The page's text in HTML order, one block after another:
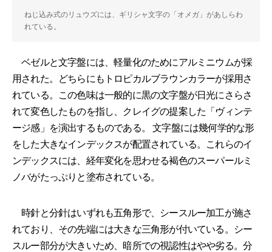
ねじ込み式のリュウズには、ギリシャ文字の「オメガ」があしらわ
れている。
ベゼルと文字盤には、軽量化のためにアルミニウムが採
用された。どちらにもトロピカルブラウンカラーが採用さ
れている。この色味は一般的に黒の文字盤が日光にさらさ
れて変色したものを指し、クレイグの提案した「ヴィンテ
ージ感」を演出するものである。 文字盤には幾何学的な形
をした大きなインデックスが配置されている。これらのイ
ンデックスには、経年変化を思わせる褐色のスーパールミ
ノバがたっぷりと塗布されている。
時針と分針はいずれも五角形で、シースルー加工が施さ
れており、その先端には大きな三角形が付いている。シー
スルー部分が大きいため、暗所での視認性はやや劣る。分